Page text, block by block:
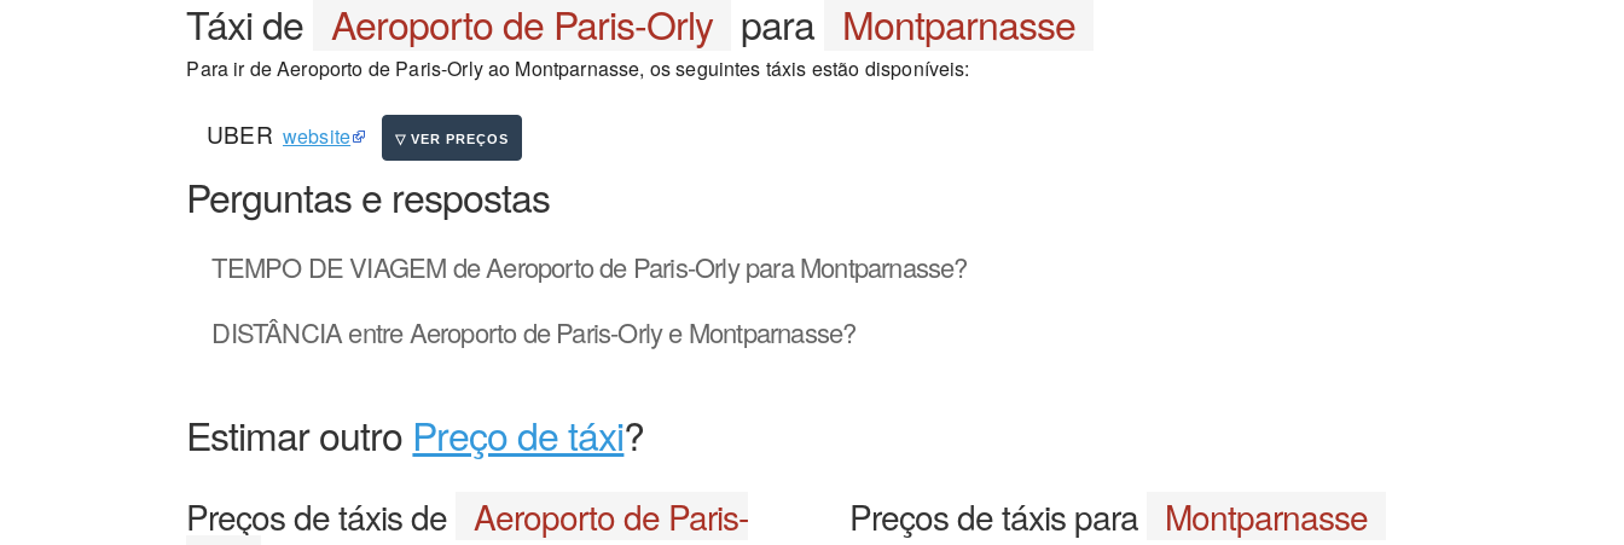
Táxi de Aeroporto de Paris-Orly para Montparnasse
Para ir de Aeroporto de Paris-Orly ao Montparnasse, os seguintes táxis estão disponíveis:
UBER website
Perguntas e respostas
TEMPO DE VIAGEMde Aeroporto de Paris-Orly para Montparnasse?
DISTÂNCIAentre Aeroporto de Paris-Orly e Montparnasse?
Estimar outro Preço de táxi?
Preços de táxis de Aeroporto de Paris-
Preços de táxis para Montparnasse